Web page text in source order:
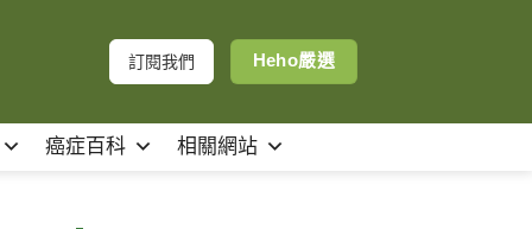
訂閱我們 Heho嚴選
癌症百科 相關網站